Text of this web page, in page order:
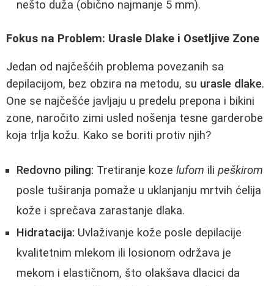
nešto duža (obično najmanje 5 mm).
Fokus na Problem: Urasle Dlake i Osetljive Zone
Jedan od najčešćih problema povezanih sa
depilacijom, bez obzira na metodu, su urasle dlake.
One se najčešće javljaju u predelu prepona i bikini
zone, naročito zimi usled nošenja tesne garderobe
koja trlja kožu. Kako se boriti protiv njih?
Redovno piling: Tretiranje koze lufom ili peškirom
posle tuširanja pomaže u uklanjanju mrtvih ćelija
kože i sprečava zarastanje dlaka.
Hidratacija: Uvlaživanje kože posle depilacije
kvalitetnim mlekom ili losionom održava je
mekom i elastičnom, što olakšava dlacici da